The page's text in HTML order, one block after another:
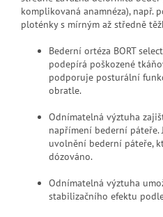
komplikovaná anamnéza), např.
ploténky s mírným až středně
Bederní ortéza BORT
podepírá poškozené
podporuje posturální
obratle.
Odnímatelná výztuha
napřímení bederní páteře.
uvolnění bederní páteře,
dózováno.
Odnímatelná výztuha
stabilizačního efektu